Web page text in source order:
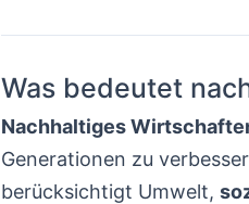
Was bedeutet
Nachhaltiges
Generationen zu
berücksichtigt Umwelt,